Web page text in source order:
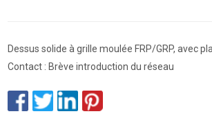
Dessus solide à grille moulée FRP/GRP, avec
Contact : Brève introduction du réseau